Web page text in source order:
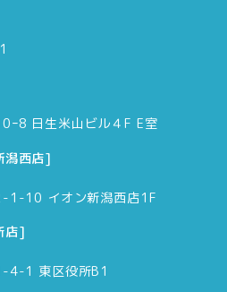
ｰ8 日生米山ビル４F E室
潟西店]
1-10 イオン新潟西店1F
店]
4-1 東区役所B1